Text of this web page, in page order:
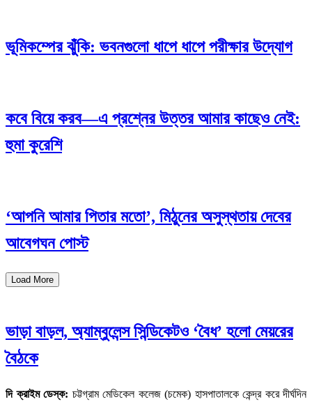
ভূমিকম্পের ঝুঁকি: ভবনগুলো ধাপে ধাপে পরীক্ষার উদ্যোগ
কবে বিয়ে করব—এ প্রশ্নের উত্তর আমার কাছেও নেই:
হুমা কুরেশি
‘আপনি আমার পিতার মতো’, মিঠুনের অসুস্থতায় দেবের
আবেগঘন পোস্ট
Load More
ভাড়া বাড়ল, অ্যাম্বুলেন্স সিন্ডিকেটও ‘বৈধ’ হলো মেয়রের
বৈঠকে
দি ক্রাইম ডেস্ক: চট্টগ্রাম মেডিকেল কলেজ (চমেক) হাসপাতালকে কেন্দ্র করে দীর্ঘদিন